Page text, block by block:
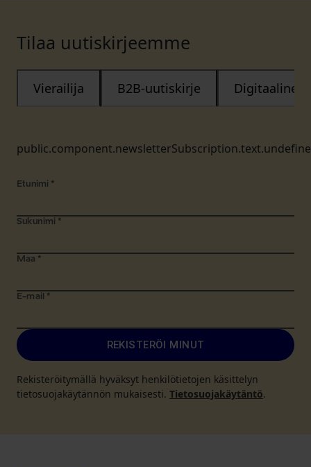
Tilaa uutiskirjeemme
Vierailija B2B-uutiskirje Digitaalinen
Etunimi *
Sukunimi *
Maa *
E-mail *
REKISTERÖI MINUT
Rekisteröitymällä hyväksyt henkilötietojen käsittelyn
tietosuojakäytännön mukaisesti. Tietosuojakäytäntö.